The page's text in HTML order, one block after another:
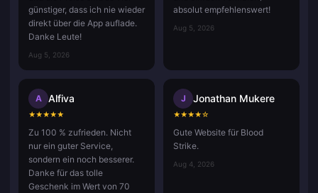
günstiger, dass ich nie wieder
direkt über die App auflade.
Danke Leute!
Aug 5, 2026
absolut empfehlenswert!
Aug 5, 2026
A Alfiva
★★★★★
Zu 100 % zufrieden. Nicht
nur ein guter Service,
sondern ein noch besserer.
Danke für das tolle
Geschenk im Wert von 70
J Jonathan Mukere
★★★★☆
Gute Website für Blood
Strike.
Aug 4, 2026